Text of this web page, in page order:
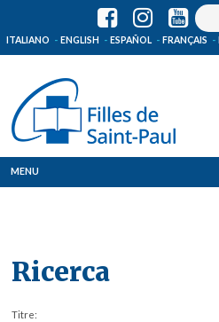
ITALIANO ENGLISH ESPAÑOL FRANÇAIS
MENU
Ricerca
Titre: